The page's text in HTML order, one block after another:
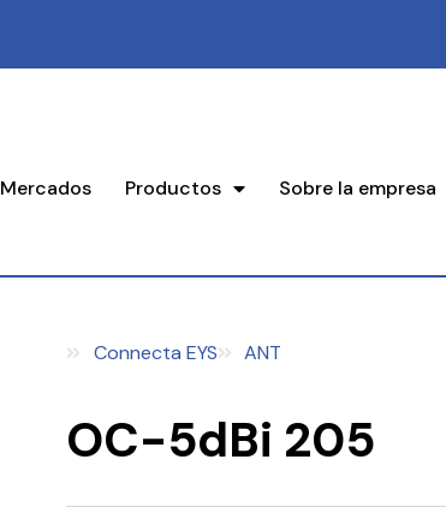
Mercados Productos Sobre la empresa
Connecta EYS ANT
OC-5dBi 205